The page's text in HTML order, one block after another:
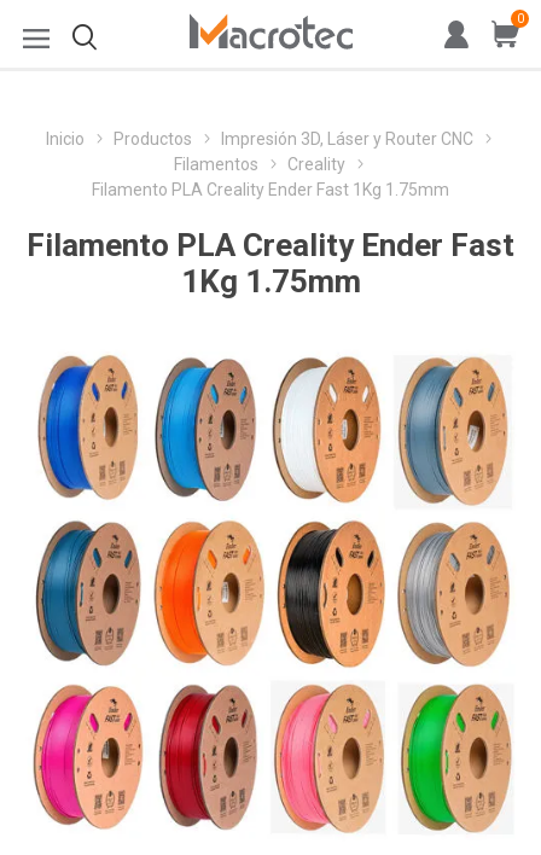
0
Inicio Productos
Impresión 3D, Láser y Router CNC
Filamentos
Creality
Filamento PLA Creality Ender Fast 1Kg 1.75mm
Filamento PLA Creality Ender Fast
1Kg 1.75mm